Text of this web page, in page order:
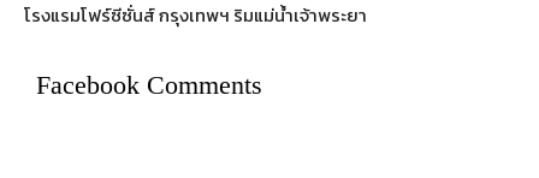
โรงแรมโฟร์ซีซั่นส์ กรุงเทพฯ ริมแม่น้ำเจ้าพระยา
Facebook Comments